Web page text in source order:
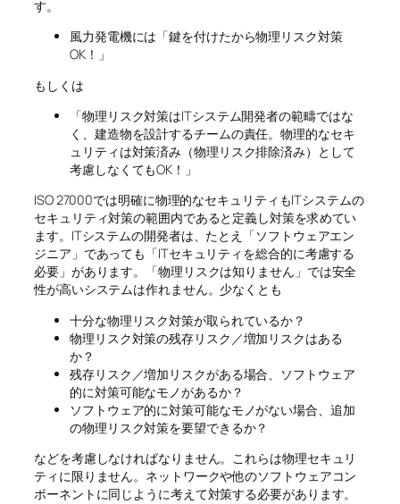
す。
風力発電機には「鍵を付けたから物理リスク対策
OK！」
もしくは
「物理リスク対策はITシステム開発者の範疇ではな
く、建造物を設計するチームの責任。物理的なセキ
ュリティは対策済み（物理リスク排除済み）として
考慮しなくてもOK！」
ISO 27000では明確に物理的なセキュリティもITシステムの
セキュリティ対策の範囲内であると定義し対策を求めてい
ます。ITシステムの開発者は、たとえ「ソフトウェアエン
ジニア」であっても「ITセキュリティを総合的に考慮する
必要」があります。「物理リスクは知りません」では安全
性が高いシステムは作れません。少なくとも
十分な物理リスク対策が取られているか？
物理リスク対策の残存リスク／増加リスクはある
か？
残存リスク／増加リスクがある場合、ソフトウェア
的に対策可能なモノがあるか？
ソフトウェア的に対策可能なモノがない場合、追加
の物理リスク対策を要望できるか？
などを考慮しなければなりません。これらは物理セキュリ
ティに限りません。ネットワークや他のソフトウェアコン
ポーネントに同じように考えて対策する必要があります。